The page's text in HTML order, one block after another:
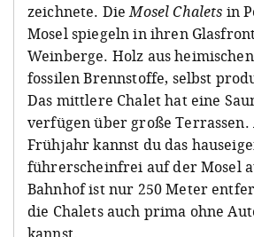
zeichnete. DieMosel Chalets in
Mosel spiegeln in ihren
Weinberge. Holz aus
fossilen Brennstoffe, selbst
Das mittlere Chalet hat eine
verfügen über große Terrassen.
Frühjahr kannst du das
führerscheinfrei auf der Mosel
Bahnhof ist nur 250 Meter
die Chalets auch prima ohne